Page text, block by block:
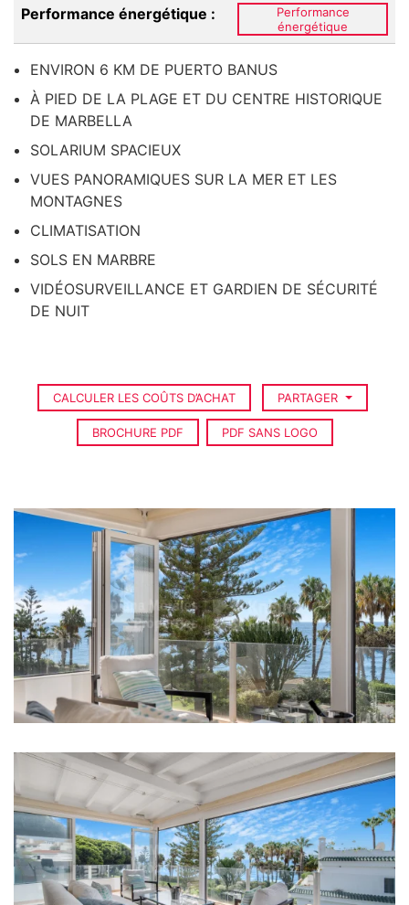
Performance énergétique :
Performance
énergétique
ENVIRON 6 KM DE PUERTO BANUS
À PIED DE LA PLAGE ET DU CENTRE HISTORIQUE
DE MARBELLA
SOLARIUM SPACIEUX
VUES PANORAMIQUES SUR LA MER ET LES
MONTAGNES
CLIMATISATION
SOLS EN MARBRE
VIDÉOSURVEILLANCE ET GARDIEN DE SÉCURITÉ
DE NUIT
CALCULER LES COÛTS D’ACHAT PARTAGER
BROCHURE PDF PDF SANS LOGO